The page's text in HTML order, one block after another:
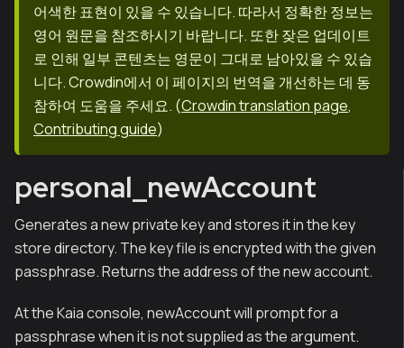
어색한 표현이 있을 수 있습니다. 따라서 정확한 정보는
영어 원문을 참조하시기 바랍니다. 또한 잦은 업데이트
로 인해 일부 콘텐츠는 영문이 그대로 남아있을 수 있습
니다. Crowdin에서 이 페이지의 번역을 개선하는 데 동
참하여 도움을 주세요. (Crowdin translation page,
Contributing guide)
personal_newAccount
Generates a new private key and stores it in the key
store directory. The key file is encrypted with the given
passphrase. Returns the address of the new account.
At the Kaia console, newAccount will prompt for a
passphrase when it is not supplied as the argument.